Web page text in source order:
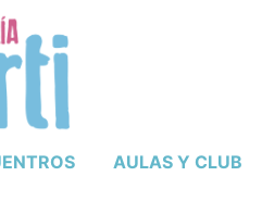
AULAS Y CLUB